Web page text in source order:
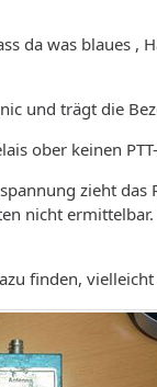
da was blaues ,
und trägt die
ober keinen
zieht
nicht
finden,